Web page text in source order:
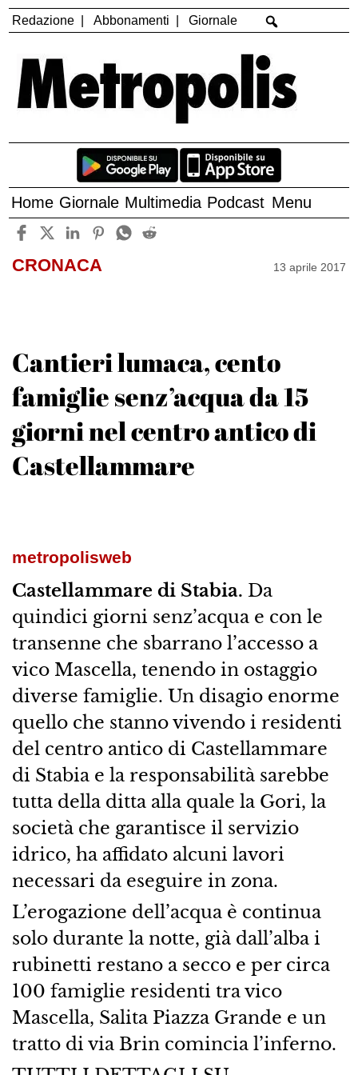
Redazione Abbonamenti Giornale
Home Giornale Multimedia Podcast Menu
CRONACA 13 aprile 2017
Cantieri lumaca, cento
famiglie senz’acqua da 15
giorni nel centro antico di
Castellammare
metropolisweb
Castellammare di Stabia. Da
quindici giorni senz’acqua e con le
transenne che sbarrano l’accesso a
vico Mascella, tenendo in ostaggio
diverse famiglie. Un disagio enorme
quello che stanno vivendo i residenti
del centro antico di Castellammare
di Stabia e la responsabilità sarebbe
tutta della ditta alla quale la Gori, la
società che garantisce il servizio
idrico, ha affidato alcuni lavori
necessari da eseguire in zona.
L’erogazione dell’acqua è continua
solo durante la notte, già dall’alba i
rubinetti restano a secco e per circa
100 famiglie residenti tra vico
Mascella, Salita Piazza Grande e un
tratto di via Brin comincia l’inferno.